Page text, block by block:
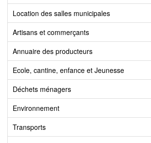
Location des salles municipales
Artisans et commerçants
Annuaire des producteurs
Ecole, cantine, enfance et Jeunesse
Déchets ménagers
Environnement
Transports